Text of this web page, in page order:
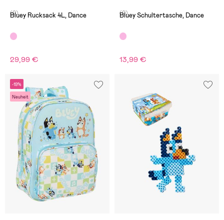
(0)
Bluey Rucksack 4L, Dance
29,99 €
(0)
Bluey Schultertasche, Dance
13,99 €
-19%
Neuheit